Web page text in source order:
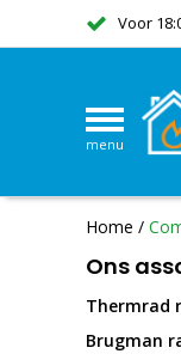
Voor
menu
Home /
Ons
Thermrad
Brugman